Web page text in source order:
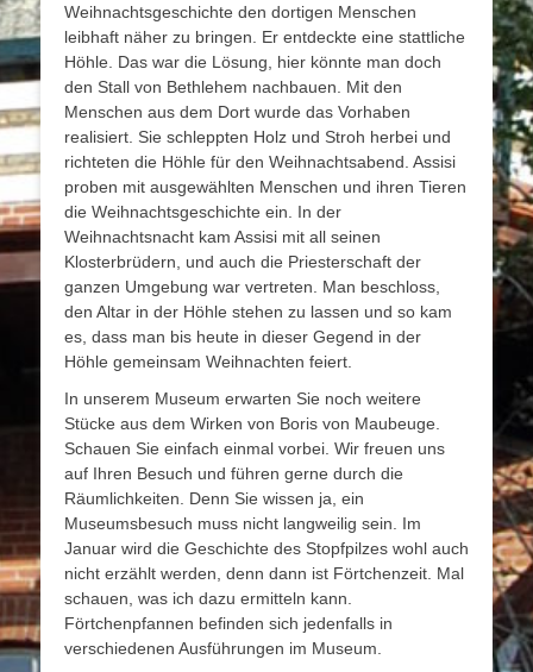
Weihnachtsgeschichte den dortigen Menschen
leibhaft näher zu bringen. Er entdeckte eine stattliche
Höhle. Das war die Lösung, hier könnte man doch
den Stall von Bethlehem nachbauen. Mit den
Menschen aus dem Dort wurde das Vorhaben
realisiert. Sie schleppten Holz und Stroh herbei und
richteten die Höhle für den Weihnachtsabend. Assisi
proben mit ausgewählten Menschen und ihren Tieren
die Weihnachtsgeschichte ein. In der
Weihnachtsnacht kam Assisi mit all seinen
Klosterbrüdern, und auch die Priesterschaft der
ganzen Umgebung war vertreten. Man beschloss,
den Altar in der Höhle stehen zu lassen und so kam
es, dass man bis heute in dieser Gegend in der
Höhle gemeinsam Weihnachten feiert.
In unserem Museum erwarten Sie noch weitere
Stücke aus dem Wirken von Boris von Maubeuge.
Schauen Sie einfach einmal vorbei. Wir freuen uns
auf Ihren Besuch und führen gerne durch die
Räumlichkeiten. Denn Sie wissen ja, ein
Museumsbesuch muss nicht langweilig sein. Im
Januar wird die Geschichte des Stopfpilzes wohl auch
nicht erzählt werden, denn dann ist Förtchenzeit. Mal
schauen, was ich dazu ermitteln kann.
Förtchenpfannen befinden sich jedenfalls in
verschiedenen Ausführungen im Museum.